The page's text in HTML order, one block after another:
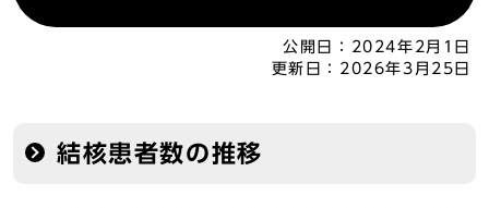
公開日：
2024年2月1日
更新日： 2026年3月25日
結核患者数の推移